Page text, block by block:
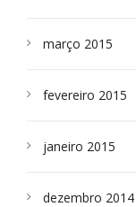
março 2015
fevereiro 2015
janeiro 2015
dezembro 2014